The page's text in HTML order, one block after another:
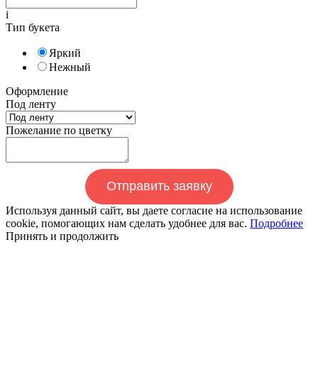
i
Тип букета
Яркий
Нежный
Оформление
Под ленту
Пожелание по цветку
Отправить заявку
Используя данный сайт, вы даете согласие на использование
cookie, помогающих нам сделать удобнее для вас. Подробнее
Принять и продолжить